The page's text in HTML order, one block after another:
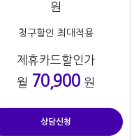
원
청구할인 최대적용
제휴카드할인가
월
70,900원
상담신청